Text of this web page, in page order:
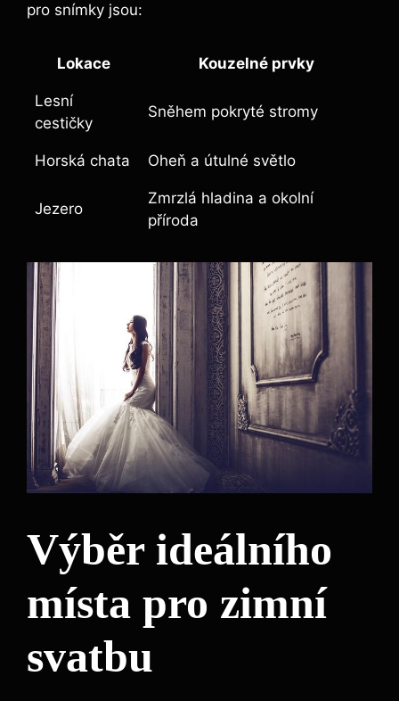
pro snímky jsou:
Lokace Kouzelné prvky
Lesní
cestičky
Sněhem pokryté stromy
Horská chata Oheň a útulné světlo
Jezero
Zmrzlá hladina a okolní
příroda
Výběr ideálního
místa pro zimní
svatbu